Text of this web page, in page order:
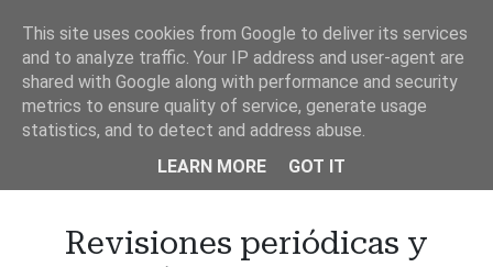
contenido
principal
Revisiones periódicas y
This site uses cookies from Google to deliver its services
and to analyze traffic. Your IP address and user-agent are
shared with Google along with performance and security
metrics to ensure quality of service, generate usage
statistics, and to detect and address abuse.
LEARN MORE
GOT IT